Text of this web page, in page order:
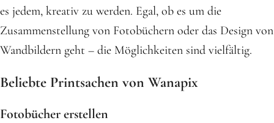
es jedem, kreativ zu werden. Egal, ob es um die
Zusammenstellung von Fotobüchern oder das Design von
Wandbildern geht – die Möglichkeiten sind vielfältig.
Beliebte Printsachen von Wanapix
Fotobücher erstellen